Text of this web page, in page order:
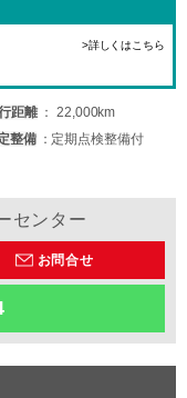
>詳しくはこちら
距離
22,000km
整備
定期点検整備付
センター
お問合せ